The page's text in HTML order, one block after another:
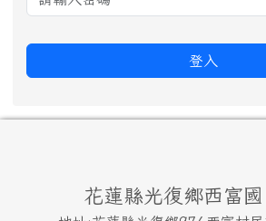
登入
頁尾區域內容
花蓮縣光復鄉西富